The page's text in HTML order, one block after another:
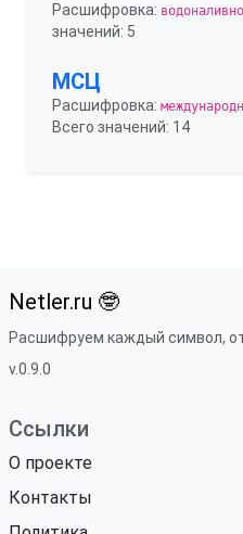
Расшифровка:
значений: 5
МСЦ
Расшифровка:
Всего значений: 14
Netler.ru 🤓
Расшифруем каждый символ,
v.0.9.0
Ссылки
О проекте
Контакты